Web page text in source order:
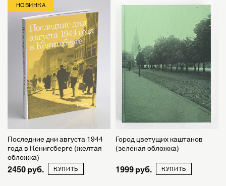
НОВИНКА
Последние дни августа 1944
года в Кёнигсберге (желтая
обложка)
2450 КУПИТЬ
Город цветущих каштанов
(зелёная обложка)
1999 КУПИТЬ